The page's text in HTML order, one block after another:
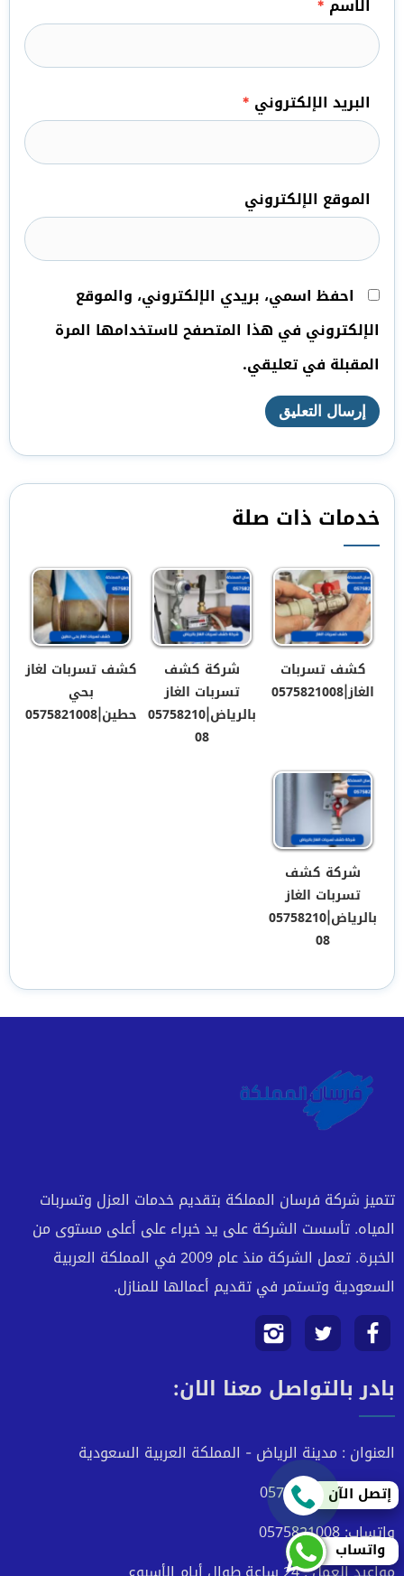
الاسم *
البريد الإلكتروني *
الموقع الإلكتروني
احفظ اسمي، بريدي الإلكتروني، والموقع
الإلكتروني في هذا المتصفح لاستخدامها المرة
المقبلة في تعليقي.
خدمات ذات صلة
كشف تسربات
الغاز|0575821008
شركة كشف
تسربات الغاز
بالرياض|05758210
08
كشف تسربات لغاز
بحي
حطين|0575821008
شركة كشف
تسربات الغاز
بالرياض|05758210
08
تتميز شركة فرسان المملكة بتقديم خدمات العزل وتسربات
المياه. تأسست الشركة على يد خبراء على أعلى مستوى من
الخبرة. تعمل الشركة منذ عام 2009 في المملكة العربية
السعودية وتستمر في تقديم أعمالها للمنازل.
تابعنا
على
فيسبوك
تابعنا
على
تويتر
تابعنا
على
انستجرام
بادر بالتواصل معنا الان:
العنوان : مدينة الرياض - المملكة العربية السعودية
الهاتف: 0575821008
واتساب: 0575821008
إتصل الآن
واتساب